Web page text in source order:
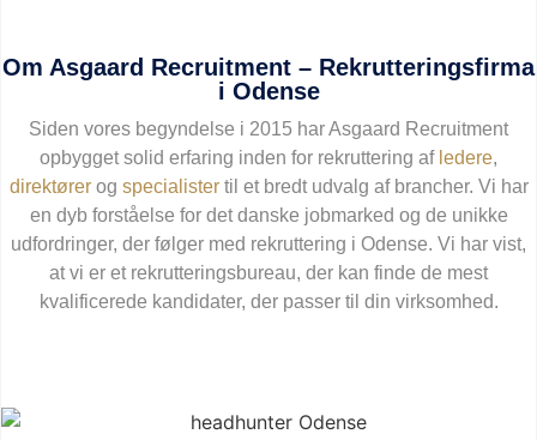
Om Asgaard Recruitment – Rekrutteringsfirma
i Odense
Siden vores begyndelse i 2015 har Asgaard Recruitment
opbygget solid erfaring inden for rekruttering af ledere,
direktørerog specialistertil et bredt udvalg af brancher. Vi har
en dyb forståelse for det danske jobmarked og de unikke
udfordringer, der følger med rekruttering i Odense. Vi har vist,
at vi er et rekrutteringsbureau, der kan finde de mest
kvalificerede kandidater, der passer til din virksomhed.